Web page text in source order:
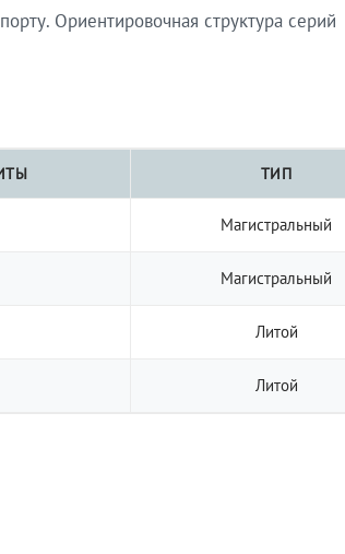
Ориентировочная структура серий
ТИП
Магистральный
Магистральный
Литой
Литой